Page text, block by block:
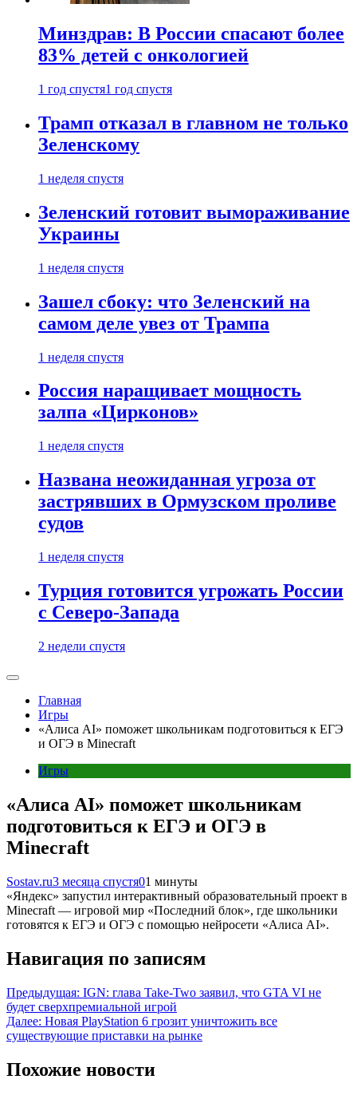
Минздрав: В России спасают более
83% детей с онкологией
1 год спустя1 год спустя
Трамп отказал в главном не только
Зеленскому
1 неделя спустя
Зеленский готовит вымораживание
Украины
1 неделя спустя
Зашел сбоку: что Зеленский на
самом деле увез от Трампа
1 неделя спустя
Россия наращивает мощность
залпа «Цирконов»
1 неделя спустя
Названа неожиданная угроза от
застрявших в Ормузском проливе
судов
1 неделя спустя
Турция готовится угрожать России
с Северо-Запада
2 недели спустя
Главная
Игры
«Алиса AI» поможет школьникам подготовиться к ЕГЭ
и ОГЭ в Minecraft
Игры
«Алиса AI» поможет школьникам
подготовиться к ЕГЭ и ОГЭ в
Minecraft
Sostav.ru3 месяца спустя01 минуты
«Яндекс» запустил интерактивный образовательный проект в
Minecraft — игровой мир «Последний блок», где школьники
готовятся к ЕГЭ и ОГЭ с помощью нейросети «Алиса AI».
Навигация по записям
Предыдущая: IGN: глава Take-Two заявил, что GTA VI не
будет сверхпремиальной игрой
Далее: Новая PlayStation 6 грозит уничтожить все
существующие приставки на рынке
Похожие новости